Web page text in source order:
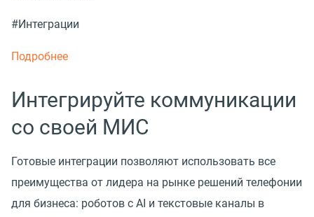
#Интеграции
Подробнее
Интегрируйте коммуникации
со своей МИС
Готовые интеграции позволяют использовать все
преимущества от лидера на рынке решений телефонии
для бизнеса: роботов с AI и текстовые каналы в